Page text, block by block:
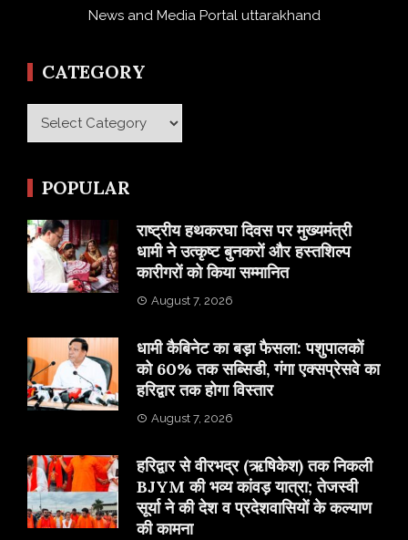
News and Media Portal uttarakhand
CATEGORY
Category
POPULAR
राष्ट्रीय हथकरघा दिवस पर मुख्यमंत्री
धामी ने उत्कृष्ट बुनकरों और हस्तशिल्प
कारीगरों को किया सम्मानित
August 7, 2026
​धामी कैबिनेट का बड़ा फैसला: पशुपालकों
को 60% तक सब्सिडी, गंगा एक्सप्रेसवे का
हरिद्वार तक होगा विस्तार
August 7, 2026
​हरिद्वार से वीरभद्र (ऋषिकेश) तक निकली
BJYM की भव्य कांवड़ यात्रा; तेजस्वी
सूर्या ने की देश व प्रदेशवासियों के कल्याण
की कामना